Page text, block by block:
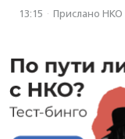
13:15 · Прислано НКО